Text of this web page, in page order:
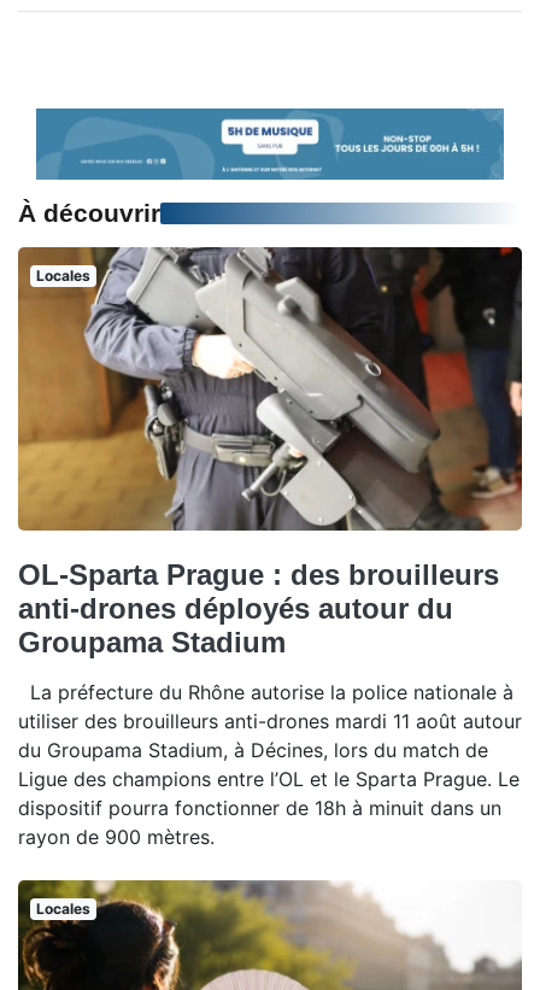
À découvrir
Locales
OL-Sparta Prague : des brouilleurs
anti-drones déployés autour du
Groupama Stadium
La préfecture du Rhône autorise la police nationale à
utiliser des brouilleurs anti-drones mardi 11 août autour
du Groupama Stadium, à Décines, lors du match de
Ligue des champions entre l’OL et le Sparta Prague. Le
dispositif pourra fonctionner de 18h à minuit dans un
rayon de 900 mètres.
Locales